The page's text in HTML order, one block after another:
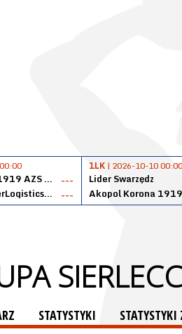
Akopol Korona 1919 AZS PK Kraków
---
GMMInoxMergerLogisticsPanteryŁańcut
---
1LK | 2026-10-10 00:00
Lider Swarzędz
STATYSTYKI